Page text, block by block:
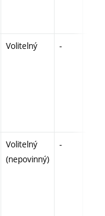
Volitelný -
Volitelný
(nepovinný)
-